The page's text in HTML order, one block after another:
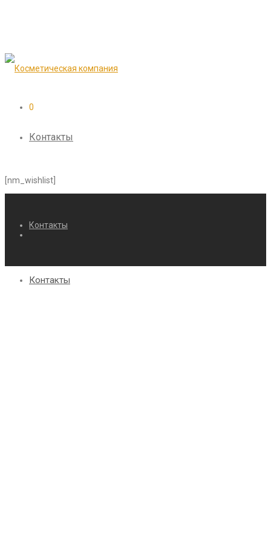
0
Контакты
[nm_wishlist]
Контакты
Контакты